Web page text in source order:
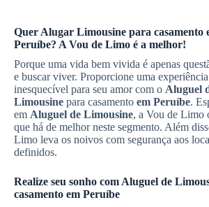
Quer Alugar Limousine para casamento
Peruíbe? A Vou de Limo é a melhor!
Porque uma vida bem vivida é apenas
e buscar viver. Proporcione uma experiência
inesquecível para seu amor com o Aluguel
Limousine para casamento em Peruíbe.
em Aluguel de Limousine, a Vou de Limo
que há de melhor neste segmento. Além
Limo leva os noivos com segurança aos
definidos.
Realize seu sonho com Aluguel de
casamento em Peruíbe